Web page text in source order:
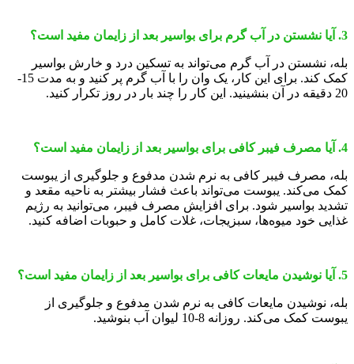
3. آیا نشستن در آب گرم برای بواسیر بعد از زایمان مفید است؟
بله، نشستن در آب گرم می‌تواند به تسکین درد و خارش بواسیر
کمک کند. برای این کار، یک وان را با آب گرم پر کنید و به مدت 15-
20 دقیقه در آن بنشینید. این کار را چند بار در روز تکرار کنید.
4. آیا مصرف فیبر کافی برای بواسیر بعد از زایمان مفید است؟
بله، مصرف فیبر کافی به نرم شدن مدفوع و جلوگیری از یبوست
کمک می‌کند. یبوست می‌تواند باعث فشار بیشتر به ناحیه مقعد و
تشدید بواسیر شود. برای افزایش مصرف فیبر، می‌توانید به رژیم
غذایی خود میوه‌ها، سبزیجات، غلات کامل و حبوبات اضافه کنید.
5. آیا نوشیدن مایعات کافی برای بواسیر بعد از زایمان مفید است؟
بله، نوشیدن مایعات کافی به نرم شدن مدفوع و جلوگیری از
یبوست کمک می‌کند. روزانه 8-10 لیوان آب بنوشید.